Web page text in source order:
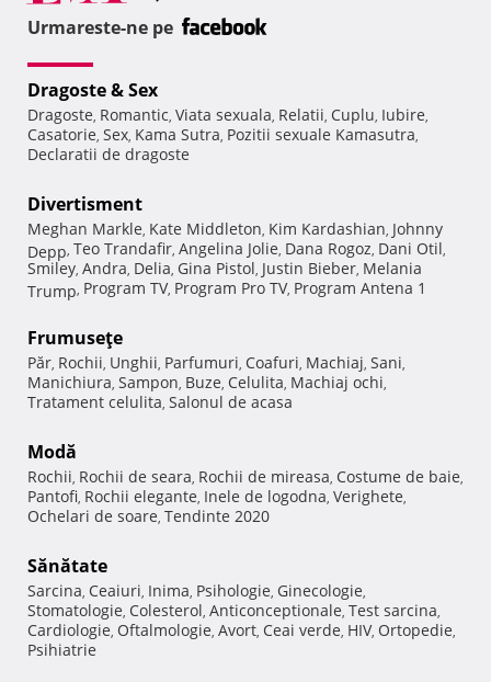
Urmareste-ne pe
Dragoste & Sex
Dragoste Romantic Viata sexuala Relatii Cuplu Iubire
Casatorie Sex Kama Sutra Pozitii sexuale Kamasutra
Declaratii de dragoste
Divertisment
Meghan Markle Kate Middleton Kim Kardashian Johnny
Depp Teo Trandafir Angelina Jolie Dana Rogoz Dani Otil
Smiley Andra Delia Gina Pistol Justin Bieber Melania
Trump Program TV, Program Pro TV, Program Antena 1
Frumuseţe
Păr Rochii Unghii Parfumuri Coafuri Machiaj Sani
Manichiura Sampon Buze Celulita Machiaj ochi
Tratament celulita Salonul de acasa
Modă
Rochii Rochii de seara Rochii de mireasa Costume de baie
Pantofi Rochii elegante Inele de logodna Verighete
Ochelari de soare Tendinte 2020
Sănătate
Sarcina Ceaiuri Inima Psihologie Ginecologie
Stomatologie Colesterol Anticonceptionale Test sarcina
Cardiologie Oftalmologie Avort Ceai verde HIV, Ortopedie
Psihiatrie